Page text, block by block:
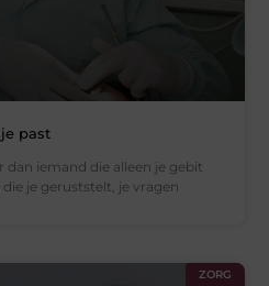
past
dan iemand die alleen je gebit
je geruststelt, je vragen
ZORG